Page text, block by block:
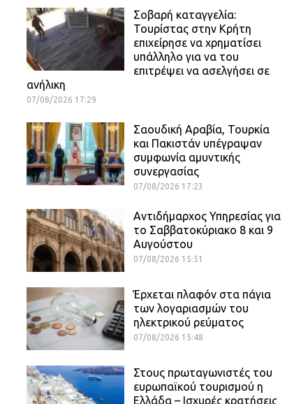
Σοβαρή καταγγελία:
Τουρίστας στην Κρήτη
επιχείρησε να χρηματίσει
υπάλληλο για να του
επιτρέψει να ασελγήσει σε
ανήλικη
07/08/2026 17:29
Σαουδική Αραβία, Τουρκία
και Πακιστάν υπέγραψαν
συμφωνία αμυντικής
συνεργασίας
07/08/2026 17:23
Αντιδήμαρχος Υπηρεσίας για
το Σαββατοκύριακο 8 και 9
Αυγούστου
07/08/2026 15:51
Έρχεται πλαφόν στα πάγια
των λογαριασμών του
ηλεκτρικού ρεύματος
07/08/2026 15:48
Στους πρωταγωνιστές του
ευρωπαϊκού τουρισμού η
Ελλάδα – Ισχυρές κρατήσεις